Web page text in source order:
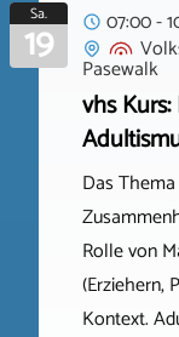
Sa.
19
07:00 -
Pasewalk
vhs
Das
Rolle von
(Erziehern,
Kontext.